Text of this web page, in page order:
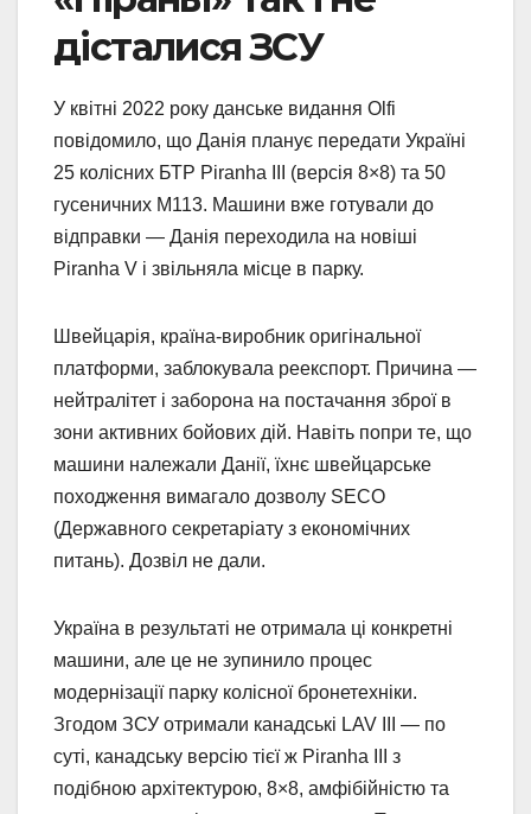
дісталися ЗСУ
У квітні 2022 року данське видання Olfi
повідомило, що Данія планує передати Україні
25 колісних БТР Piranha III (версія 8×8) та 50
гусеничних M113. Машини вже готували до
відправки — Данія переходила на новіші
Piranha V і звільняла місце в парку.
Швейцарія, країна-виробник оригінальної
платформи, заблокувала реекспорт. Причина —
нейтралітет і заборона на постачання зброї в
зони активних бойових дій. Навіть попри те, що
машини належали Данії, їхнє швейцарське
походження вимагало дозволу SECO
(Державного секретаріату з економічних
питань). Дозвіл не дали.
Україна в результаті не отримала ці конкретні
машини, але це не зупинило процес
модернізації парку колісної бронетехніки.
Згодом ЗСУ отримали канадські LAV III — по
суті, канадську версію тієї ж Piranha III з
подібною архітектурою, 8×8, амфібійністю та